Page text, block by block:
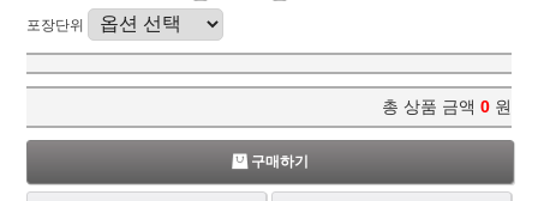
포장단위
총 상품 금액 0 원
구매하기